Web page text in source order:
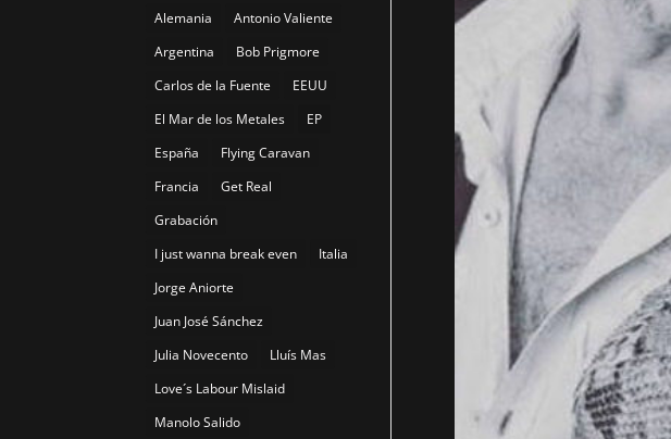
Alemania
Antonio Valiente
Argentina
Bob Prigmore
Carlos de la Fuente
EEUU
El Mar de los Metales
EP
España
Flying Caravan
Francia
Get Real
Grabación
I just wanna break even
Italia
Jorge Aniorte
Juan José Sánchez
Julia Novecento
Lluís Mas
Love´s Labour Mislaid
Manolo Salido